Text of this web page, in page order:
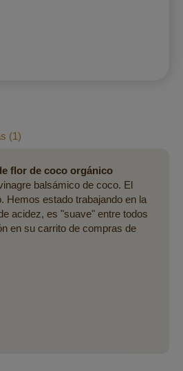
flor de coco orgánico
balsámico de coco. El
Hemos estado trabajando en la
acidez, es "suave" entre todos
en su carrito de compras de
1